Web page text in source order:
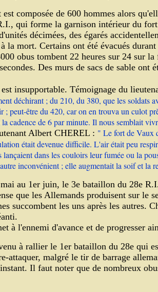
composée de 600 hommes alors
qui forme la garnison intérieur du
décimées, des égarés
la mort. Certains ont été évacués
obus tombent 22 heures sur 24 sur
Des murs de sacs de sable ont
insupportable. Témoignage du
déchirant ; du 210, du 380, que les soldats
; peut-être du 420, car on en trouva un culot
cadence de 6 par minute. Il nous semblait
Albert CHEREL : " Le fort de Vaux
était devenue difficile. L'air était peu
lançaient dans les couloirs leur fumée ou la
inconvénient ; elle augmentait la soif et la
au 1er juin, le 3e bataillon du 28e
que les Allemands produisent sur le
succombent les uns après les autres.
à l'ennemi d'avance et de progresser
à rallier le 1er bataillon du 28e qui
attaquer, malgré le tir de barrage
Il faut noter que de nombreux